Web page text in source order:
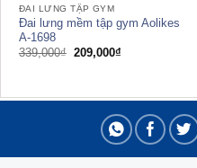
ĐAI LƯNG TẬP GYM
Đai lưng mềm tập gym Aolikes
A-1698
339,000₫ Giá
209,000₫Giá
209,000₫.